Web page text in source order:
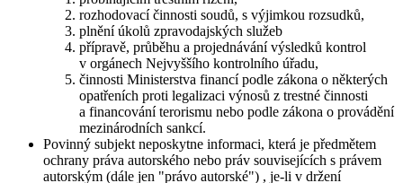
rozhodovací činnosti soudů, s výjimkou rozsudků,
plnění úkolů zpravodajských služeb
přípravě, průběhu a projednávání výsledků kontrol
v orgánech Nejvyššího kontrolního úřadu,
činnosti Ministerstva financí podle zákona o některých
opatřeních proti legalizaci výnosů z trestné činnosti
a financování terorismu nebo podle zákona o provádění
mezinárodních sankcí.
Povinný subjekt neposkytne informaci, která je předmětem
ochrany práva autorského nebo práv souvisejících s právem
autorským (dále jen "právo autorské") , je-li v držení